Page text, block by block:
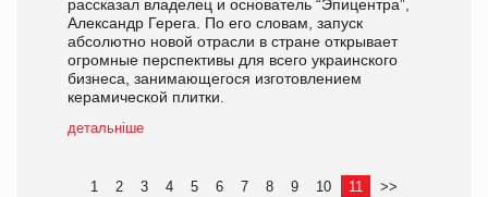
рассказал владелец и основатель “Эпицентра”,
Александр Герега. По его словам, запуск
абсолютно новой отрасли в стране открывает
огромные перспективы для всего украинского
бизнеса, занимающегося изготовлением
керамической плитки.
детальніше
1 2 3 4 5 6 7 8 9 10 11 >>